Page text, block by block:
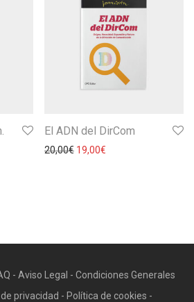
El ADN del DirCom
20,00€ 19,00€
- Aviso Legal - Condiciones Generales
privacidad - Política de cookies -